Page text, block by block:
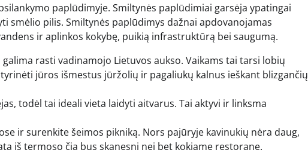
paplūdimyje. Smiltynės paplūdimiai garsėja ypatingai
smėlio pilis. Smiltynės paplūdimys dažnai apdovanojamas
ir aplinkos kokybę, puikią infrastruktūrą bei saugumą.
rasti vadinamojo Lietuvos aukso. Vaikams tai tarsi lobių
jūros išmestus jūržolių ir pagaliukų kalnus ieškant blizgančių
todėl tai ideali vieta laidyti aitvarus. Tai aktyvi ir linksma
ir surenkite šeimos pikniką. Nors pajūryje kavinukių nėra daug,
iš termoso čia bus skanesni nei bet kokiame restorane.